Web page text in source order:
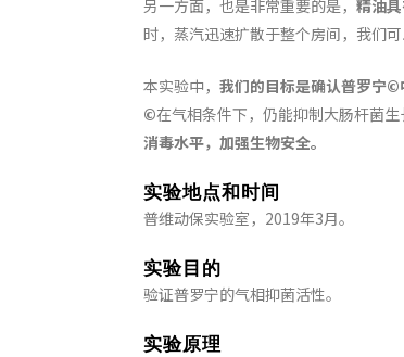
另一方面，也是非常重要的是， 精油
时，蒸汽迅速扩散于整个房间，我们可
本实验中， 我们的目标是确认普罗宁©
©在气相条件下，仍能抑制大肠杆菌
消毒水平，加强生物安全。
实验地点和时间
普维动保实验室，2019年3月。
实验目的
验证普罗宁的气相抑菌活性。
实验原理